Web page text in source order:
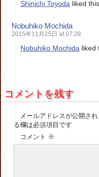
Shinichi Toyoda liked
Nobuhiko Mochida
2015年11月25日 at 07:28
Nobuhiko Mochida liked
コメントを残す
メールアドレスが公開され
る欄は必須項目です
コメント ※